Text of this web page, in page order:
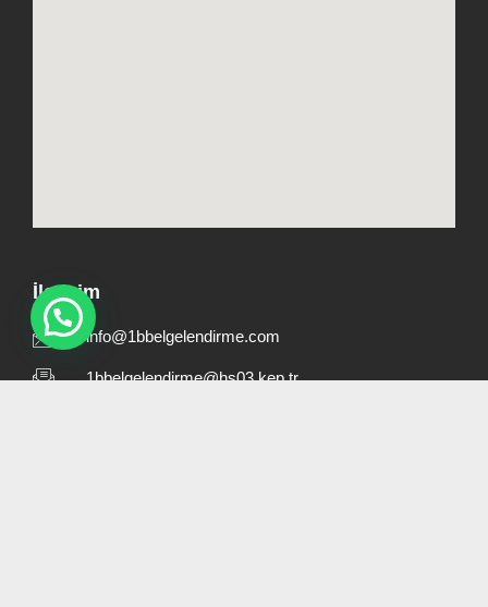
İletişim
info@1bbelgelendirme.com
1bbelgelendirme@hs03.kep.tr